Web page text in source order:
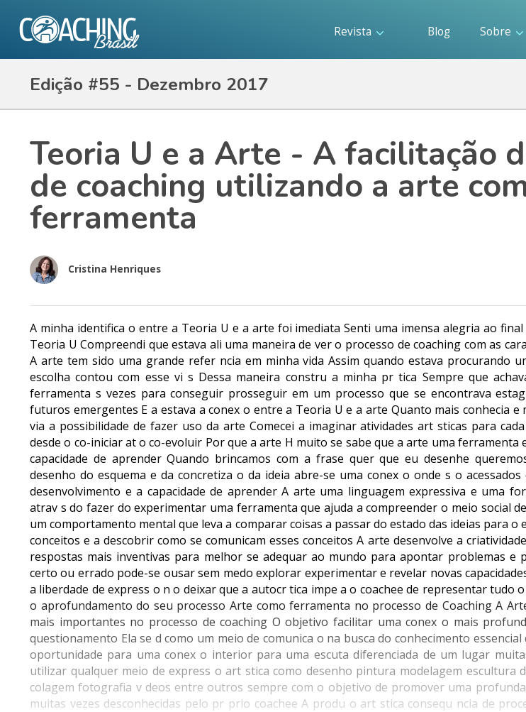
Revista Blog Sobre
Edição #55 - Dezembro 2017
Teoria U e a Arte - A facilitação
de coaching utilizando a arte
ferramenta
Cristina Henriques
A minha identifica o entre a Teoria U e a arte foi imediata Senti uma imensa alegria ao
Teoria U Compreendi que estava ali uma maneira de ver o processo de coaching com as
A arte tem sido uma grande refer ncia em minha vida Assim quando estava procurando
escolha contou com esse vi s Dessa maneira constru a minha pr tica Sempre que
ferramenta s vezes para conseguir prosseguir em um processo que se encontrava
futuros emergentes E a estava a conex o entre a Teoria U e a arte Quanto mais conhecia
via a possibilidade de fazer uso da arte Comecei a imaginar atividades art sticas para
desde o co-iniciar at o co-evoluir Por que a arte H muito se sabe que a arte uma ferramenta
capacidade de aprender Quando brincamos com a frase quer que eu desenhe
desenho do esquema e da concretiza o da ideia abre-se uma conex o onde s o
desenvolvimento e a capacidade de aprender A arte uma linguagem expressiva e uma
atrav s do fazer do experimentar uma ferramenta que ajuda a compreender o meio social
um comportamento mental que leva a comparar coisas a passar do estado das ideias para
conceitos e a descobrir como se comunicam esses conceitos A arte desenvolve a
respostas mais inventivas para melhor se adequar ao mundo para apontar problemas
certo ou errado pode-se ousar sem medo explorar experimentar e revelar novas
a liberdade de express o n o deixar que a autocr tica impe a o coachee de representar tudo
o aprofundamento do seu processo Arte como ferramenta no processo de Coaching A
mais importantes no processo de coaching O objetivo facilitar uma conex o mais
questionamento Ela se d como um meio de comunica o na busca do conhecimento
oportunidade para uma conex o interior para uma escuta diferenciada de um lugar
utilizar qualquer meio de express o art stica como desenho pintura modelagem escultura
colagem fotografia v deos entre outros sempre com o objetivo de promover uma
muitas vezes desconhecidas pelo pr prio coachee A produ o art stica consequ ncia de